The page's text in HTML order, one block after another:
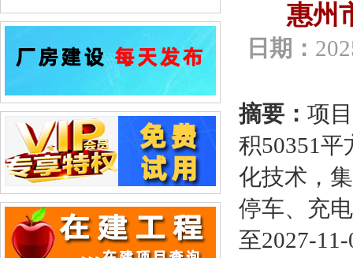
惠州
日期：
摘要： 项
积50351
化技术，
停车、充
至2027-11-